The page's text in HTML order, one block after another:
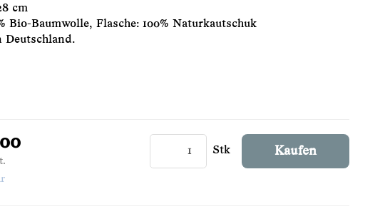
cm
Bio-Baumwolle, Flasche: 100% Naturkautschuk
Deutschland.
Stk Kaufen